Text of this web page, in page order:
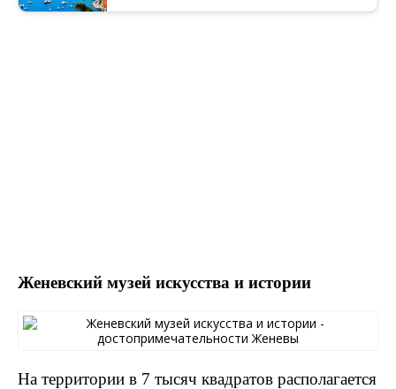
Женевский музей искусства и истории
На территории в 7 тысяч квадратов располагается